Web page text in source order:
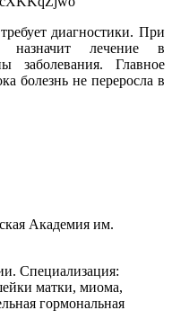
диагностики. При
назначит лечение в
заболевания. Главное
болезнь не переросла в
Академия им.
Специализация:
матки, миома,
гормональная